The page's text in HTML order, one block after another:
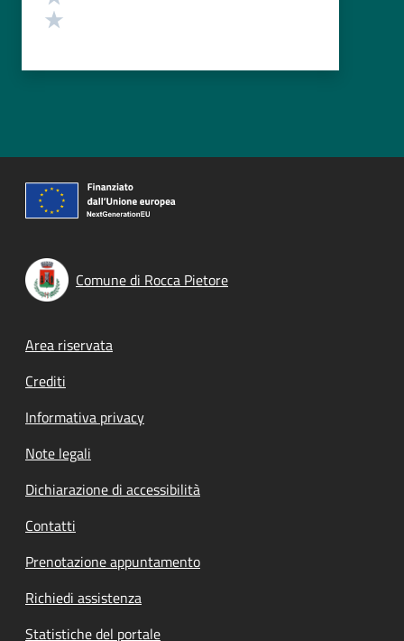
Comune di Rocca Pietore
Footer menu
Area riservata
Crediti
Informativa privacy
Note legali
Dichiarazione di accessibilità
Contatti
Prenotazione appuntamento
Richiedi assistenza
Statistiche del portale